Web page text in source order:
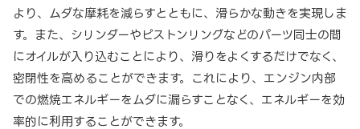
より、ムダな摩耗を減らすとともに、滑らかな動きを実現しま
す。また、シリンダーやピストンリングなどのパーツ同士の間
にオイルが入り込むことにより、滑りをよくするだけでなく、
密閉性を高めることができます。これにより、エンジン内部
での燃焼エネルギーをムダに漏らすことなく、エネルギーを効
率的に利用することができます。